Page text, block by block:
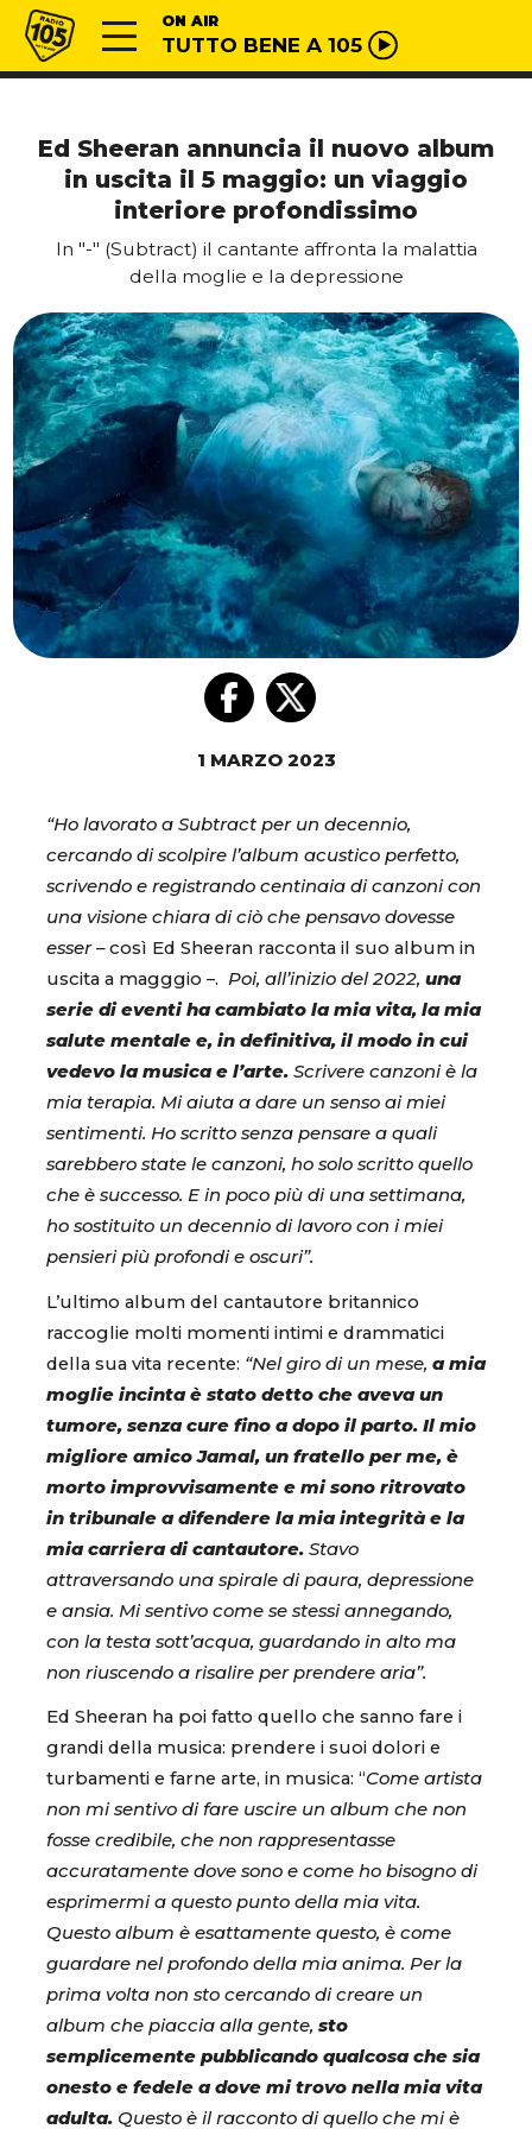
Vai al contenuto
Radio 105 ON AIR
TUTTO BENE A 105
Ed Sheeran annuncia il nuovo album
in uscita il 5 maggio: un viaggio
interiore profondissimo
In "-" (Subtract) il cantante affronta la malattia
della moglie e la depressione
1 MARZO 2023
“Ho lavorato a Subtract per un decennio,
cercando di scolpire l’album acustico perfetto,
scrivendo e registrando centinaia di canzoni con
una visione chiara di ciò che pensavo dovesse
esser –così Ed Sheeran racconta il suo album in
uscita a magggio –. Poi, all’inizio del 2022, una
serie di eventi ha cambiato la mia vita, la mia
salute mentale e, in definitiva, il modo in cui
vedevo la musica e l’arte. Scrivere canzoni è la
mia terapia. Mi aiuta a dare un senso ai miei
sentimenti. Ho scritto senza pensare a quali
sarebbero state le canzoni, ho solo scritto quello
che è successo. E in poco più di una settimana,
ho sostituito un decennio di lavoro con i miei
pensieri più profondi e oscuri”.
L’ultimo album del cantautore britannico
raccoglie molti momenti intimi e drammatici
della sua vita recente: “Nel giro di un mese, a mia
moglie incinta è stato detto che aveva un
tumore, senza cure fino a dopo il parto. Il mio
migliore amico Jamal, un fratello per me, è
morto improvvisamente e mi sono ritrovato
in tribunale a difendere la mia integrità e la
mia carriera di cantautore. Stavo
attraversando una spirale di paura, depressione
e ansia. Mi sentivo come se stessi annegando,
con la testa sott’acqua, guardando in alto ma
non riuscendo a risalire per prendere aria”.
Ed Sheeran ha poi fatto quello che sanno fare i
grandi della musica: prendere i suoi dolori e
turbamenti e farne arte, in musica: “Come artista
non mi sentivo di fare uscire un album che non
fosse credibile, che non rappresentasse
accuratamente dove sono e come ho bisogno di
esprimermi a questo punto della mia vita.
Questo album è esattamente questo, è come
guardare nel profondo della mia anima. Per la
prima volta non sto cercando di creare un
album che piaccia alla gente, sto
semplicemente pubblicando qualcosa che sia
onesto e fedele a dove mi trovo nella mia vita
adulta. Questo è il racconto di quello che mi è